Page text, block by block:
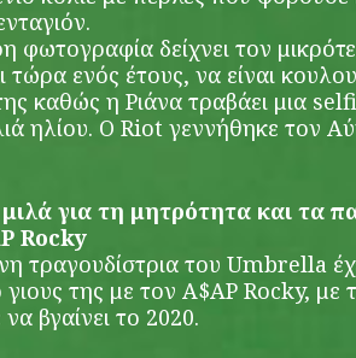
φωτογραφία δείχνει τον
τώρα ενός έτους, να είναι
καθώς η Ριάνα τραβάει μια
ηλίου. Ο Riot γεννήθηκε τον
για τη μητρότητα και τα
Rocky
τραγουδίστρια του Umbrella
της με τον A$AP Rocky, με
να βγαίνει το 2020.